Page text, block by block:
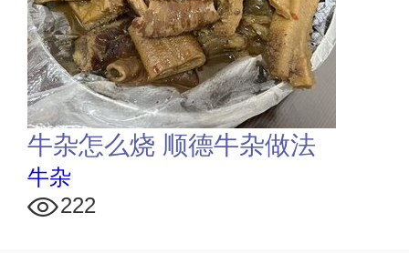
牛杂怎么烧 顺德牛杂做法
牛杂
222